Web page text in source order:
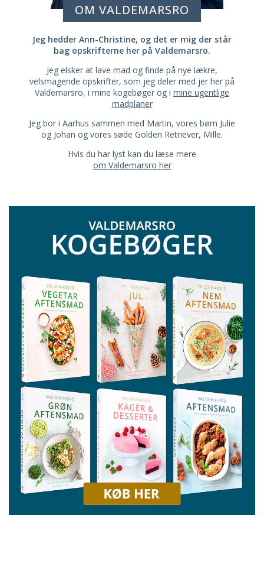
OM VALDEMARSRO
Jeg hedder Ann-Christine, og det er mig der står
bag opskrifterne her på Valdemarsro.
Jeg elsker at lave mad og finde på nye lækre,
velsmagende opskrifter, som jeg deler med jer her på
Valdemarsro, i mine kogebøger og i mine ugentlige
madplaner
Jeg bor i Aarhus sammen med Martin, vores børn Julie
og Johan og vores søde Golden Retriever, Mille.
Hvis du har lyst kan du læse mere
om Valdemarsro her